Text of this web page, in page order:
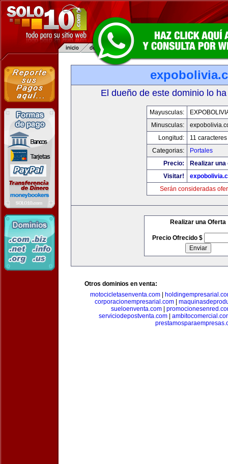
El dueño de este dominio lo
Mayusculas:
Minusculas:
Longitud:
11 caracteres
Categorias:
Portales
Precio:
Realizar
Visitar!
Serán consideradas
Realizar una Oferta
Precio Ofrecido $
Otros dominios en venta:
motocicletasenventa.com
corporacionempresarial.com
sueloenventa.com
serviciodepostventa.com